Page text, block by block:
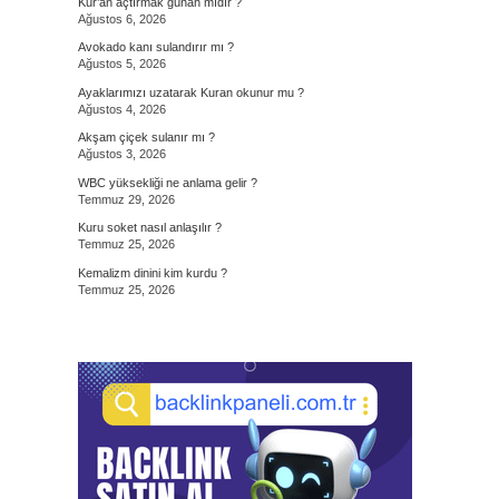
Ağustos 6, 2026
Avokado kanı sulandırır mı ?
Ağustos 5, 2026
Ayaklarımızı uzatarak Kuran okunur mu ?
Ağustos 4, 2026
Akşam çiçek sulanır mı ?
Ağustos 3, 2026
WBC yüksekliği ne anlama gelir ?
Temmuz 29, 2026
Kuru soket nasıl anlaşılır ?
Temmuz 25, 2026
Kemalizm dinini kim kurdu ?
Temmuz 25, 2026